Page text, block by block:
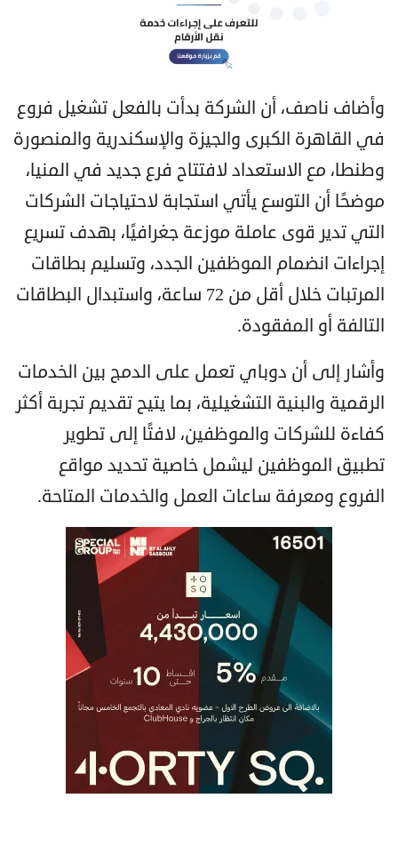
وأضاف ناصف، أن الشركة بدأت بالفعل تشغيل فروع
في القاهرة الكبرى والجيزة والإسكندرية والمنصورة
وطنطا، مع الاستعداد لافتتاح فرع جديد في المنيا،
موضحًا أن التوسع يأتي استجابة لاحتياجات الشركات
التي تدير قوى عاملة موزعة جغرافيًا، بهدف تسريع
إجراءات انضمام الموظفين الجدد، وتسليم بطاقات
المرتبات خلال أقل من 72 ساعة، واستبدال البطاقات
التالفة أو المفقودة.
وأشار إلى أن دوباي تعمل على الدمج بين الخدمات
الرقمية والبنية التشغيلية، بما يتيح تقديم تجربة أكثر
كفاءة للشركات والموظفين، لافتًا إلى تطوير
تطبيق الموظفين ليشمل خاصية تحديد مواقع
الفروع ومعرفة ساعات العمل والخدمات المتاحة.